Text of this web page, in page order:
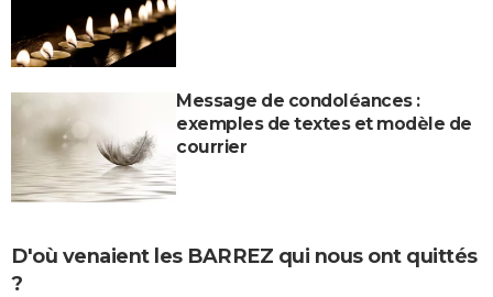
Message de condoléances :
exemples de textes et modèle de
courrier
D'où venaient les BARREZ qui nous ont quittés
?